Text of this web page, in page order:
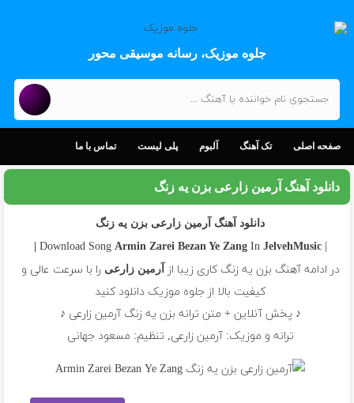
جلوه موزیک، رسانه موسیقی محور
صفحه اصلی تک آهنگ آلبوم پلی لیست تماس با ما
دانلود آهنگ آرمین زارعی بزن یه زنگ
دانلود آهنگ آرمین زارعی بزن یه زنگ
| Download Song
Armin Zarei Bezan Ye ZangIn JelvehMusic |
در ادامه آهنگ بزن یه زنگ کاری زیبا از آرمین زارعی را با سرعت عالی و
کیفیت بالا از جلوه موزیک دانلود کنید
♪ پخش آنلاین + متن ترانه بزن یه زنگ آرمین زارعی ♪
ترانه و موزیک: آرمین زارعی, تنظیم: مسعود جهانی